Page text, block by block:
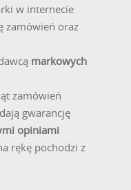
na codzienne
przeznaczone
w internecie
zamówień oraz
markowych
zamówień
gwarancję
opiniami
rękę pochodzi z